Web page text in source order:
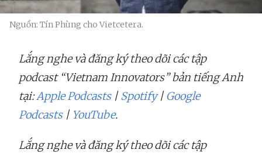
Nguồn: Tín Phùng cho Vietcetera.
Lắng nghe và đăng ký theo dõi các tập
podcast “Vietnam Innovators” bản tiếng Anh
tại:Apple Podcasts| Spotify| Google
Podcasts| YouTube.
Lắng nghe và đăng ký theo dõi các tập